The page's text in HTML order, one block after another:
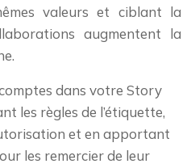
valeurs et ciblant la
augmentent la
dans votre Story
les règles de l’étiquette,
et en apportant
les remercier de leur